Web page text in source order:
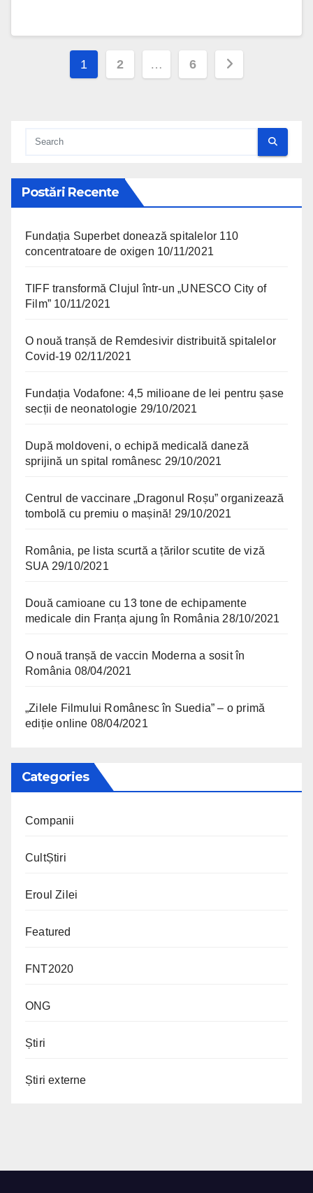
Posts pagination
1 2 … 6
Postări Recente
Fundația Superbet donează spitalelor 110
concentratoare de oxigen 10/11/2021
TIFF transformă Clujul într-un „UNESCO City of
Film” 10/11/2021
O nouă tranșă de Remdesivir distribuită spitalelor
Covid-19 02/11/2021
Fundația Vodafone: 4,5 milioane de lei pentru șase
secții de neonatologie 29/10/2021
După moldoveni, o echipă medicală daneză
sprijină un spital românesc 29/10/2021
Centrul de vaccinare „Dragonul Roșu” organizează
tombolă cu premiu o mașină! 29/10/2021
România, pe lista scurtă a țărilor scutite de viză
SUA 29/10/2021
Două camioane cu 13 tone de echipamente
medicale din Franța ajung în România 28/10/2021
O nouă tranșă de vaccin Moderna a sosit în
România 08/04/2021
„Zilele Filmului Românesc în Suedia” – o primă
ediție online 08/04/2021
Categories
Companii
CultȘtiri
Eroul Zilei
Featured
FNT2020
ONG
Știri
Știri externe